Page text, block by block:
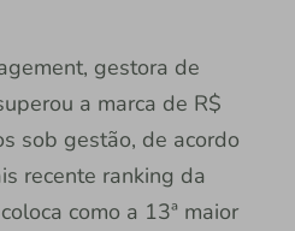
gestora de
a marca de R$
sob gestão, de acordo
recente ranking da
como a 13ª maior